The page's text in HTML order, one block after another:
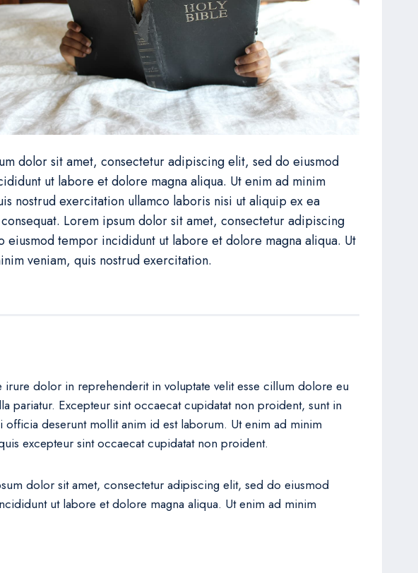
dolor sit amet, consectetur adipiscing elit, sed do eiusmod
ut labore et dolore magna aliqua. Ut enim ad minim
nostrud exercitation ullamco laboris nisi ut aliquip ex ea
Lorem ipsum dolor sit amet, consectetur adipiscing
eiusmod tempor incididunt ut labore et dolore magna aliqua. Ut
veniam, quis nostrud exercitation.
irure dolor in reprehenderit in voluptate velit esse cillum dolore eu
pariatur. Excepteur sint occaecat cupidatat non proident, sunt in
officia deserunt mollit anim id est laborum. Ut enim ad minim
excepteur sint occaecat cupidatat non proident.
dolor sit amet, consectetur adipiscing elit, sed do eiusmod
ut labore et dolore magna aliqua. Ut enim ad minim